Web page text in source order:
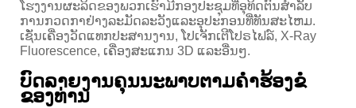
ໂຮງງານຜະລິດຂອງພວກເຮົາມີກອງປະຊຸມທີ່ອຸທິດຕົນສໍາລັບ
ການກວດກາຢ່າງລະມັດລະວັງແລະອຸປະກອນທີ່ທັນສະໄຫມ.
ເຊັ່ນເຄື່ອງວັດແທກປະສານງານ, ໂປເຈັກເຕີໂປຣໄຟລ໌, X-Ray
Fluorescence, ເຄື່ອງສະແກນ 3D ແລະອື່ນໆ.
ບົດລາຍງານຄຸນນະພາບຕາມຄໍາຮ້ອງຂໍ
ຂອງທ່ານ